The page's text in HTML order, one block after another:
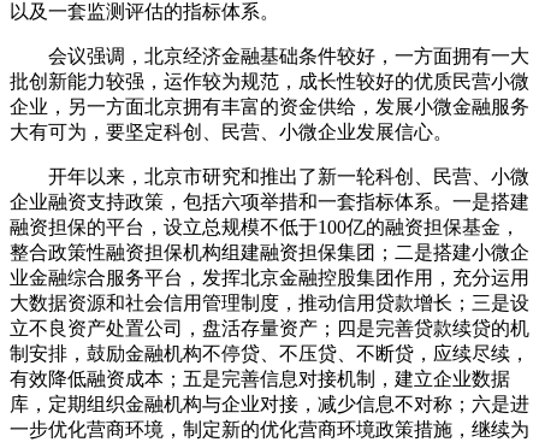
以及一套监测评估的指标体系。
会议强调，北京经济金融基础条件较好，一方面拥有一大
批创新能力较强，运作较为规范，成长性较好的优质民营小微
企业，另一方面北京拥有丰富的资金供给，发展小微金融服务
大有可为，要坚定科创、民营、小微企业发展信心。
开年以来，北京市研究和推出了新一轮科创、民营、小微
企业融资支持政策，包括六项举措和一套指标体系。一是搭建
融资担保的平台，设立总规模不低于100亿的融资担保基金，
整合政策性融资担保机构组建融资担保集团；二是搭建小微企
业金融综合服务平台，发挥北京金融控股集团作用，充分运用
大数据资源和社会信用管理制度，推动信用贷款增长；三是设
立不良资产处置公司，盘活存量资产；四是完善贷款续贷的机
制安排，鼓励金融机构不停贷、不压贷、不断贷，应续尽续，
有效降低融资成本；五是完善信息对接机制，建立企业数据
库，定期组织金融机构与企业对接，减少信息不对称；六是进
一步优化营商环境，制定新的优化营商环境政策措施，继续为